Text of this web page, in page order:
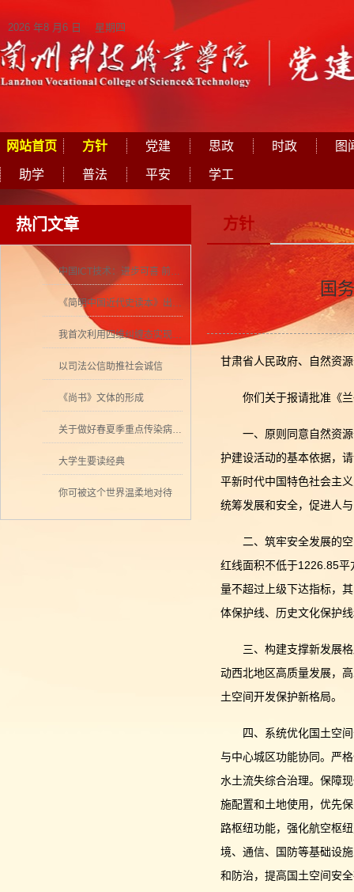
2026 年8 月6 日 星期四
网站首页 方针 党建 思政 时政 图
助学 普法 平安 学工
热门文章
中国ICT技术：进步可喜 前景可期
《简明中国近代史读本》出版 历史学者张海鹏领衔撰写
我首次利用四维纠缠态实现量子密集编码
以司法公信助推社会诚信
《尚书》文体的形成
关于做好春夏季重点传染病防控工作的通知
大学生要读经典
你可被这个世界温柔地对待
方针
国
甘肃省人民政府、自然资
你们关于报请批准《
一、原则同意自然资
护建设活动的基本依据，
平新时代中国特色社会主
统筹发展和安全，促进人
二、筑牢安全发展的
红线面积不低于1226.85
量不超过上级下达指标，
体保护线、历史文化保护
三、构建支撑新发展
动西北地区高质量发展，
土空间开发保护新格局。
四、系统优化国土空
与中心城区功能协同。严
水土流失综合治理。保障
施配置和土地使用，优先
路枢纽功能，强化航空枢
境、通信、国防等基础设
和防治，提高国土空间安